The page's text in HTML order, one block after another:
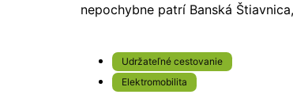
nepochybne patrí Banská
Udržateľné cestovanie
Elektromobilita